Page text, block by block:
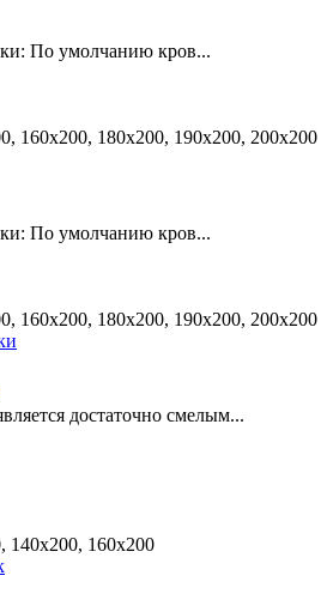
По умолчанию кров...
160x200, 180x200, 190х200, 200x200
По умолчанию кров...
160x200, 180x200, 190х200, 200x200
достаточно смелым...
140x200, 160x200